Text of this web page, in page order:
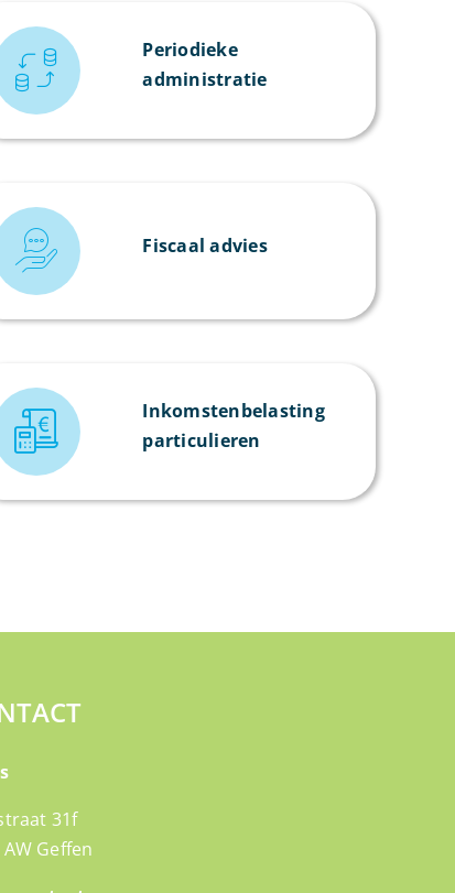
Periodieke
administratie
Fiscaal advies
Inkomstenbelasting
particulieren
31f
Geffen